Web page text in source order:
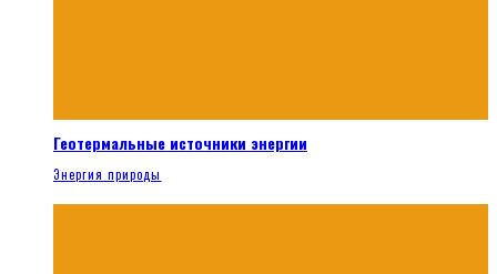
Геотермальные источники энергии
Энергия природы